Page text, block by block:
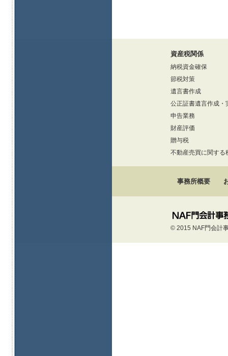
資産税関係
納税資金確保
節税対策
遺言書作成
公正証書遺言作成・
申告業務
財産評価
贈与税
不動産売買に関する
事務所概要
© 2015 NAF門会計